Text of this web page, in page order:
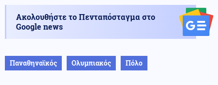
Ακολουθήστε το Πενταπόσταγμα στο
Google news
Παναθηναϊκός Ολυμπιακός Πόλο